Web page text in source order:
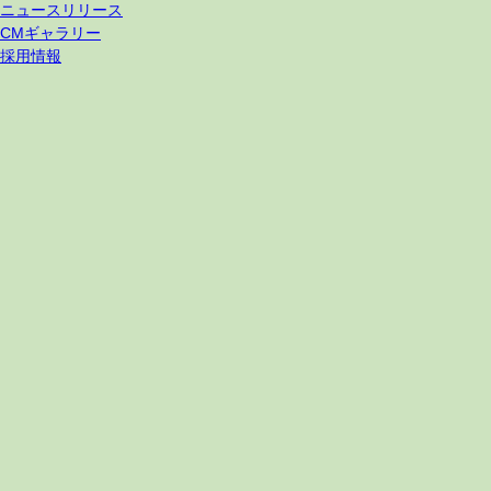
ニュースリリース
CMギャラリー
採用情報